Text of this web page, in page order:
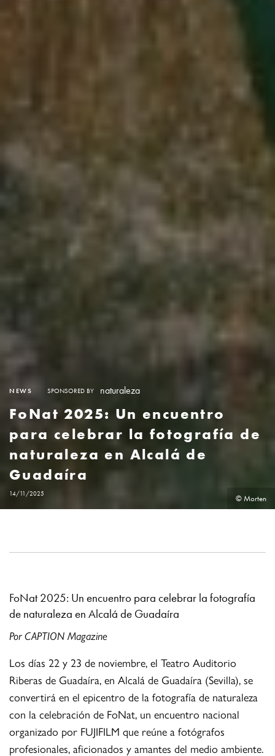
NEWS SPONSORED BY naturaleza
FoNat 2025: Un encuentro
para celebrar la fotografía de
naturaleza en Alcalá de
Guadaíra
14/11/2025 © Morten
FoNat 2025: Un encuentro para celebrar la fotografía
de naturaleza en Alcalá de Guadaíra
Por CAPTION Magazine
Los días 22 y 23 de noviembre, el Teatro Auditorio
Riberas de Guadaíra, en Alcalá de Guadaíra (Sevilla), se
convertirá en el epicentro de la fotografía de naturaleza
con la celebración de FoNat, un encuentro nacional
organizado por FUJIFILM que reúne a fotógrafos
profesionales, aficionados y amantes del medio ambiente.